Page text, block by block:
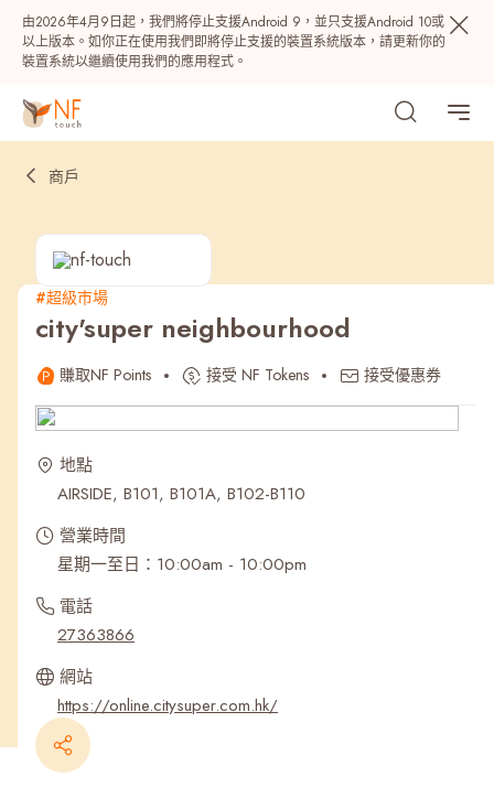
由2026年4月9日起，我們將停止支援Android 9，並只支援Android 10或
以上版本。如你正在使用我們即將停止支援的裝置系統版本，請更新你的
裝置系統以繼續使用我們的應用程式。
熱門
最近搜尋紀錄
商戶
#超級巿場
city'super neighbourhood
賺取NF Points 接受 NF Tokens 接受優惠券
地點
AIRSIDE, B101, B101A, B102-B110
營業時間
星期一至日：10:00am - 10:00pm
電話
27363866
網站
https://online.citysuper.com.hk/